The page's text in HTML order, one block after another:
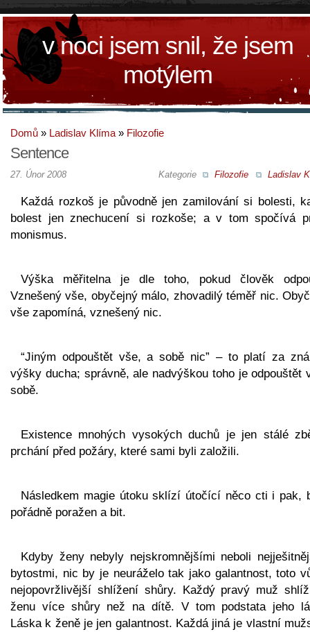
v noci jsem snil, že jsem
motýlem
Domů » Ladislav Klíma » Filozofie
Sentence
Kategorie Filozofie Ladislav
27. Únor 2008
Každá rozkoš je původně jen zamilování si bolesti,
bolest jen znechucení si rozkoše; a v tom spočívá
monismus.
Výška měřitelna je dle toho, pokud člověk
Vznešený vše, obyčejný málo, zhovadilý téměř nic.
vše zapomíná, vznešený nic.
“Jiným odpouštět vše, a sobě nic” – to platí za
výšky ducha; správně, ale nadvýškou toho je odpouštět
sobě.
Existence mnohých vysokých duchů je jen stálé
prchání před požáry, které sami byli založili.
Následkem magie útoku sklízí útočící něco cti i pak,
pořádně poražen a bit.
Kdyby ženy nebyly nejskromnějšími neboli
bytostmi, nic by je neuráželo tak jako galantnost, toto
nejopovržlivější shlížení shůry. Každý pravý muž
ženu více shůry než na dítě. V tom podstata jeho
Láska k ženě je jen galantnost. Každá jiná je vlastní